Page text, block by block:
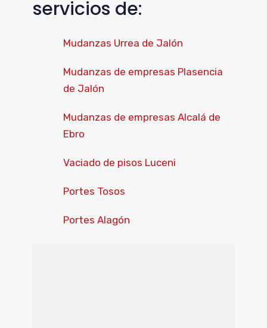
servicios de:
Mudanzas Urrea de Jalón
Mudanzas de empresas Plasencia
de Jalón
Mudanzas de empresas Alcalá de
Ebro
Vaciado de pisos Luceni
Portes Tosos
Portes Alagón